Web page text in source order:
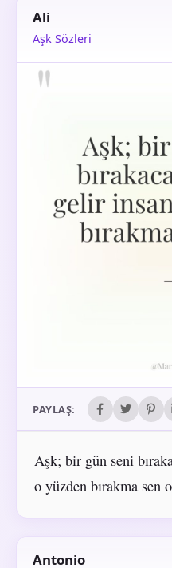
Ali
Aşk Sözleri
PAYLAŞ:
Aşk; bir gün seni
o yüzden bırakma sen
Antonio